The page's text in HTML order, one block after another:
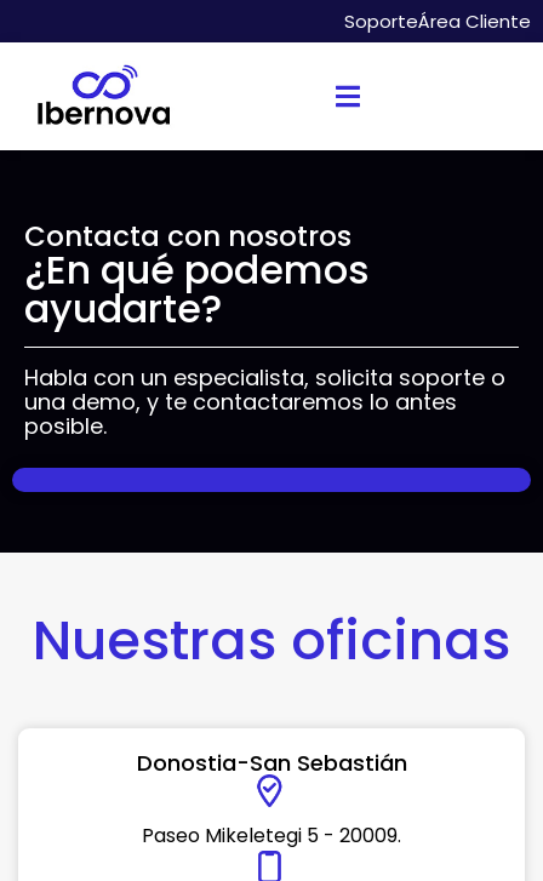
SoporteÁrea Cliente
Contacta con nosotros
¿En qué podemos
ayudarte?
Habla con un especialista, solicita soporte o
una demo, y te contactaremos lo antes
posible.
Nuestras oficinas
Donostia-San Sebastián
Paseo Mikeletegi 5 - 20009.